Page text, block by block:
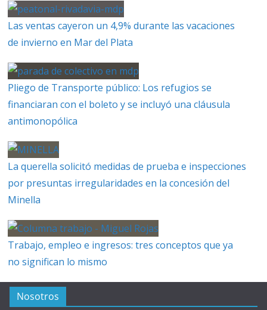
Las ventas cayeron un 4,9% durante las vacaciones
de invierno en Mar del Plata
Pliego de Transporte público: Los refugios se
financiaran con el boleto y se incluyó una cláusula
antimonopólica
La querella solicitó medidas de prueba e inspecciones
por presuntas irregularidades en la concesión del
Minella
Trabajo, empleo e ingresos: tres conceptos que ya
no significan lo mismo
Nosotros